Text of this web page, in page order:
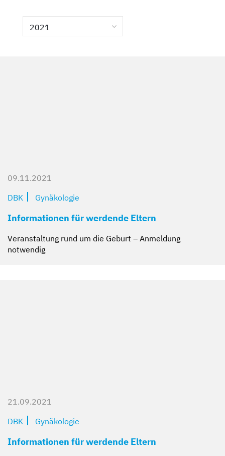
Kompetent und zugewandt
Mit besten Aussichten
Sicher und geborgen
Erzähl sie uns auf
2021
09.11.2021
DBK
Gynäkologie
Informationen für werdende Eltern
Veranstaltung rund um die Geburt – Anmeldung
notwendig
21.09.2021
DBK
Gynäkologie
Informationen für werdende Eltern